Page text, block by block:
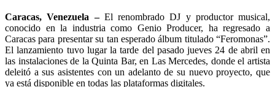
Caracas, Venezuela –El renombrado DJ y productor musical,
conocido en la industria como Genio Producer, ha regresado a
Caracas para presentar su tan esperado álbum titulado “Feromonas”.
El lanzamiento tuvo lugar la tarde del pasado jueves 24 de abril en
las instalaciones de la Quinta Bar, en Las Mercedes, donde el artista
deleitó a sus asistentes con un adelanto de su nuevo proyecto, que
ya está disponible en todas las plataformas digitales.